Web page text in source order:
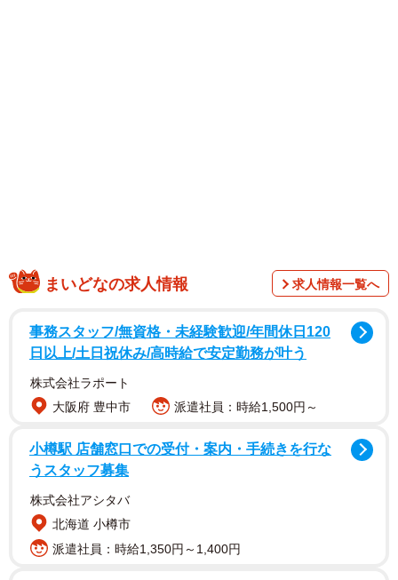
まいどなの求人情報 求人情報一覧へ
事務スタッフ/無資格・未経験歓迎/年間休日120
日以上/土日祝休み/高時給で安定勤務が叶う
株式会社ラポート
大阪府 豊中市
派遣社員：時給1,500円～
小樽駅 店舗窓口での受付・案内・手続きを行な
うスタッフ募集
株式会社アシタバ
北海道 小樽市
派遣社員：時給1,350円～1,400円